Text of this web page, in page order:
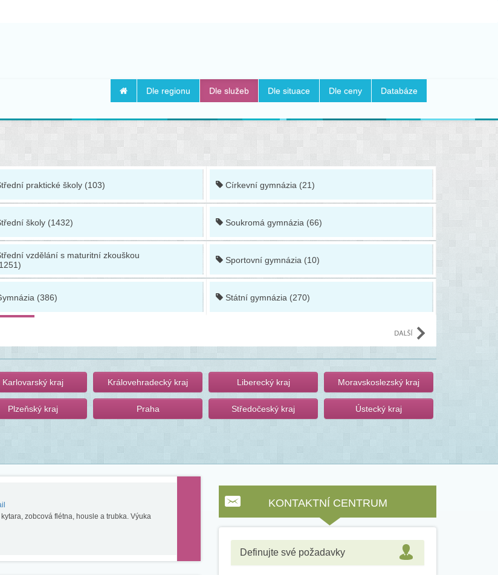
Dle regionu Dle služeb Dle situace Dle ceny Databáze
praktické školy (103)
školy (1432)
vzdělání s maturitní zkouškou
(386)
Církevní gymnázia (21)
Soukromá gymnázia (66)
Sportovní gymnázia (10)
Státní gymnázia (270)
Karlovarský kraj Královehradecký kraj Liberecký kraj Moravskoslezský kraj
Plzeňský kraj Praha Středočeský kraj Ústecký kraj
zobcová flétna, housle a trubka. Výuka
KONTAKTNÍ CENTRUM
Definujte své požadavky